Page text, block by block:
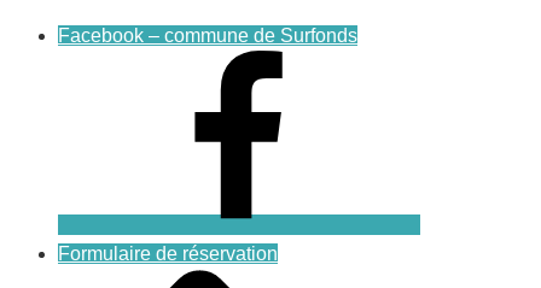
Facebook – commune de Surfonds
Formulaire de réservation